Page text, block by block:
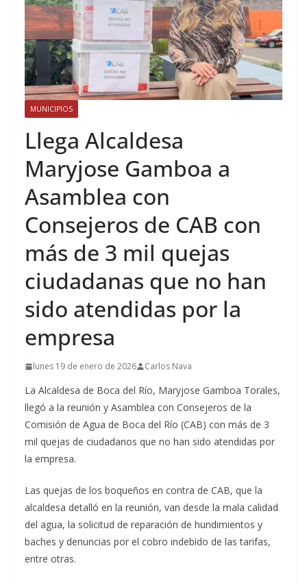
MUNICIPIOS
Llega Alcaldesa
Maryjose Gamboa a
Asamblea con
Consejeros de CAB con
más de 3 mil quejas
ciudadanas que no han
sido atendidas por la
empresa
lunes 19 de enero de 2026 Carlos Nava
La Alcaldesa de Boca del Río, Maryjose Gamboa Torales,
llegó a la reunión y Asamblea con Consejeros de la
Comisión de Agua de Boca del Río (CAB) con más de 3
mil quejas de ciudadanos que no han sido atendidas por
la empresa.
Las quejas de los boqueños en contra de CAB, que la
alcaldesa detalló en la reunión, van desde la mala calidad
del agua, la solicitud de reparación de hundimientos y
baches y denuncias por el cobro indebido de las tarifas,
entre otras.